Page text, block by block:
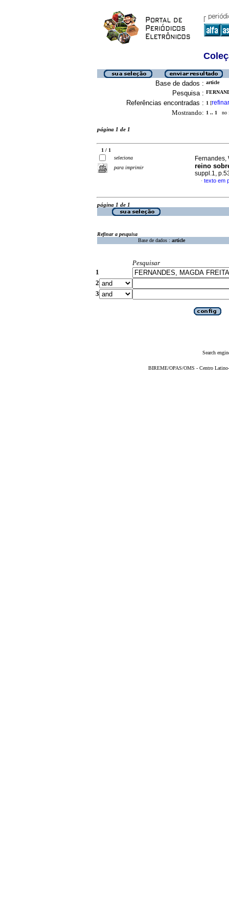
Base de dados : article
Pesquisa :
Referências encontradas : 1 [refinar
Mostrando: 1 .. 1 no
página 1 de 1
1 / 1
seleciona
para imprimir
reino
suppl.1,
· texto em
página 1 de 1
Refinar a pesquisa
Base de dados : article
Pesquisar
1
2
3
Search
BIREME/OPAS/OMS - Centro Latino-